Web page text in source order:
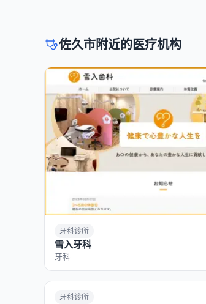
佐久市附近的医疗机构
牙科诊所
雪入牙科
牙科
牙科诊所